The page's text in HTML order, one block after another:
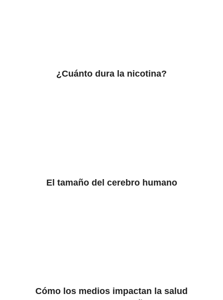
¿Cuánto dura la nicotina?
El tamaño del cerebro humano
Cómo los medios impactan la salud